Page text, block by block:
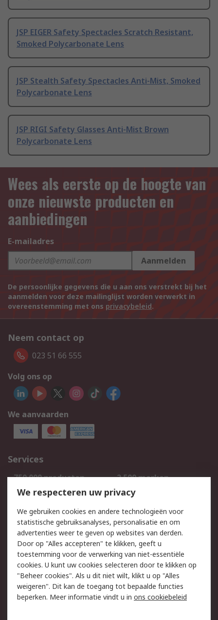
JSP EIGER Safety Spectacles Scratch Resistant,
Smoked Polycarbonate Lens
JSP Stealth Safety Spectacles Anti-Mist, Smoked
Polycarbonate Lens
JSP RIGI Safety Glasses Anti-Mist Brown
Polycarbonate Lens
Wees als eerste op de hoogte van
onze nieuwste producten en
aanbiedingen
E-mailadres
Aanmelden
De persoonlijke gegevens die u aan ons verstrekt bij het
aanmelden voor deze mailinglijst worden verwerkt in
overeenstemming met ons privacybeleid.
Neem contact op
023 51 66 555
Volg ons op
We aanvaarden
Services
750.000 producten
2.500 merken
Bestellen
Inkoopoplossingen
Track & Trace
Wettelijk
Cookiebeleid
Email veiligheid
Privacybeleid
Websitevoorwaarden
Algemene
verkoopvoorwaarden
We respecteren uw privacy
We gebruiken cookies en andere technologieën voor
statistische gebruiksanalyses, personalisatie en om
advertenties weer te geven op websites van derden.
Door op "Alles accepteren" te klikken, geeft u
toestemming voor de verwerking van niet-essentiële
cookies. U kunt uw cookies selecteren door te klikken op
"Beheer cookies". Als u dit niet wilt, klikt u op "Alles
weigeren". Dit kan de toegang tot bepaalde functies
beperken. Meer informatie vindt u in ons cookiebeleid